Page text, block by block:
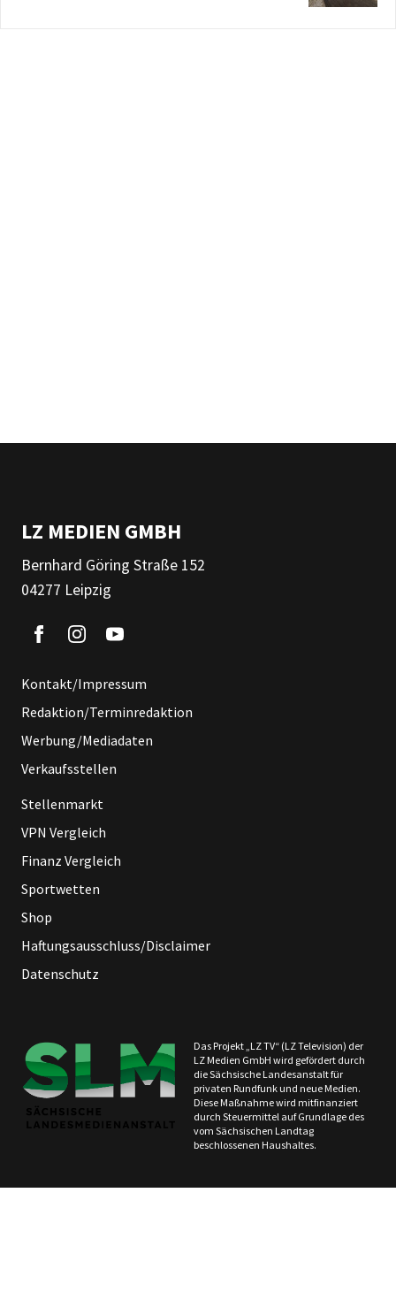
LZ MEDIEN GMBH
Bernhard Göring Straße 152
04277 Leipzig
Kontakt/Impressum
Redaktion/Terminredaktion
Werbung/Mediadaten
Verkaufsstellen
Stellenmarkt
VPN Vergleich
Finanz Vergleich
Sportwetten
Shop
Haftungsausschluss/Disclaimer
Datenschutz
Das Projekt „LZ TV“ (LZ Television) der
LZ Medien GmbH wird gefördert durch
die Sächsische Landesanstalt für
privaten Rundfunk und neue Medien.
Diese Maßnahme wird mitfinanziert
durch Steuermittel auf Grundlage des
vom Sächsischen Landtag
beschlossenen Haushaltes.